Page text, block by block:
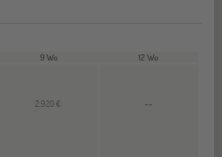
9 Wo 12 Wo
2.920 € --